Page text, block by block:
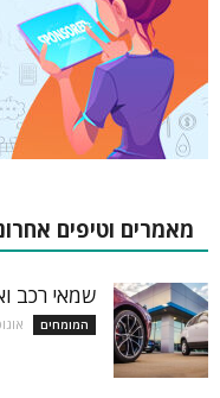
מאמרים וטיפים
שמאי רכב
המומחים אוגוסט